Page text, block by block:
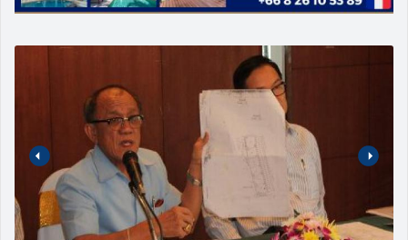
Un touriste français blessé en se faisant arracher son collier en